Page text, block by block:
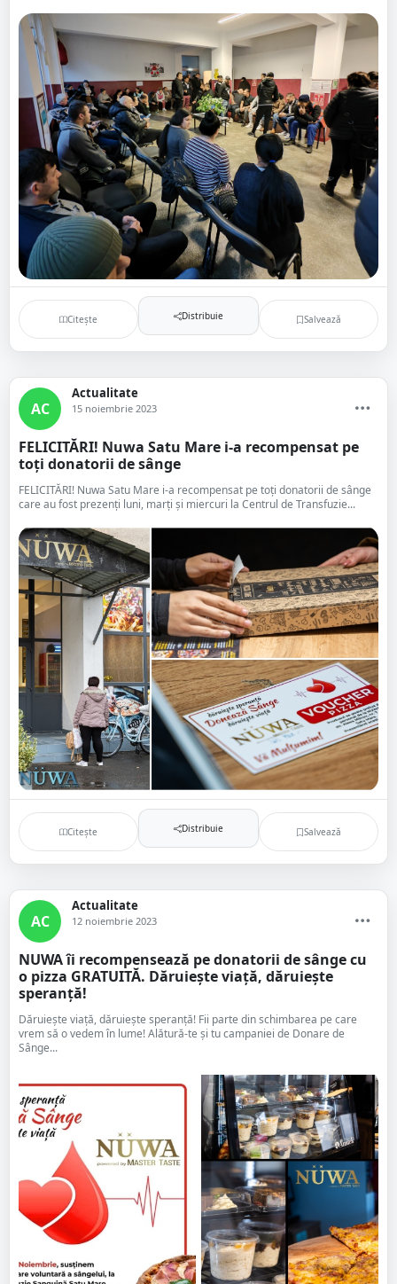
Citește Distribuie Salvează
AC
Actualitate
15 noiembrie 2023
FELICITĂRI! Nuwa Satu Mare i-a recompensat pe
toți donatorii de sânge
FELICITĂRI! Nuwa Satu Mare i-a recompensat pe toți donatorii de sânge
care au fost prezenți luni, marți și miercuri la Centrul de Transfuzie...
Citește Distribuie Salvează
AC
Actualitate
12 noiembrie 2023
NUWA îi recompensează pe donatorii de sânge cu
o pizza GRATUITĂ. Dăruiește viață, dăruiește
speranță!
Dăruiește viață, dăruiește speranță! Fii parte din schimbarea pe care
vrem să o vedem în lume! Alătură-te și tu campaniei de Donare de
Sânge...